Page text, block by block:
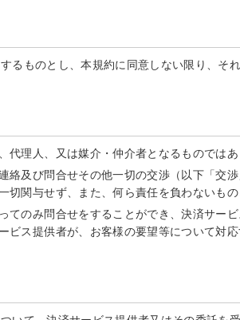
ものとし、本規約に同意しない限り、そ
理人、又は媒介・仲介者となるものではあ
絡及び問合せその他一切の交渉（以下「交
関与せず、また、何ら責任を負わないもの
てのみ問合せをすることができ、決済サー
ス提供者が、お客様の要望等について対